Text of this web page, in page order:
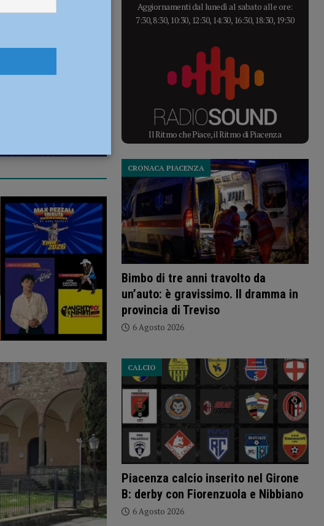
Aggiornamenti dal lunedì al sabato alle ore:
7:30, 8:30, 10:30, 12:30, 14:30, 16:30, 18:30, 19:30
Il Ritmo che Piace, il Ritmo di Piacenza
Bimbo di tre anni travolto da
un’auto: è gravissimo. Il dramma in
provincia di Treviso
CRONACA PIACENZA
6 Agosto 2026
Piacenza calcio inserito nel Girone
B: derby con Fiorenzuola e Nibbiano
CALCIO
6 Agosto 2026